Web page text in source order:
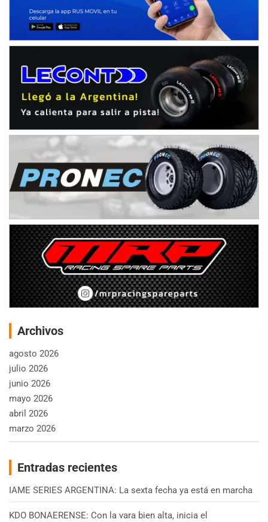
Archivos
agosto 2026
julio 2026
junio 2026
mayo 2026
abril 2026
marzo 2026
Entradas recientes
IAME SERIES ARGENTINA: La sexta fecha ya está en marcha
KDO BONAERENSE: Con la vara bien alta, inicia el